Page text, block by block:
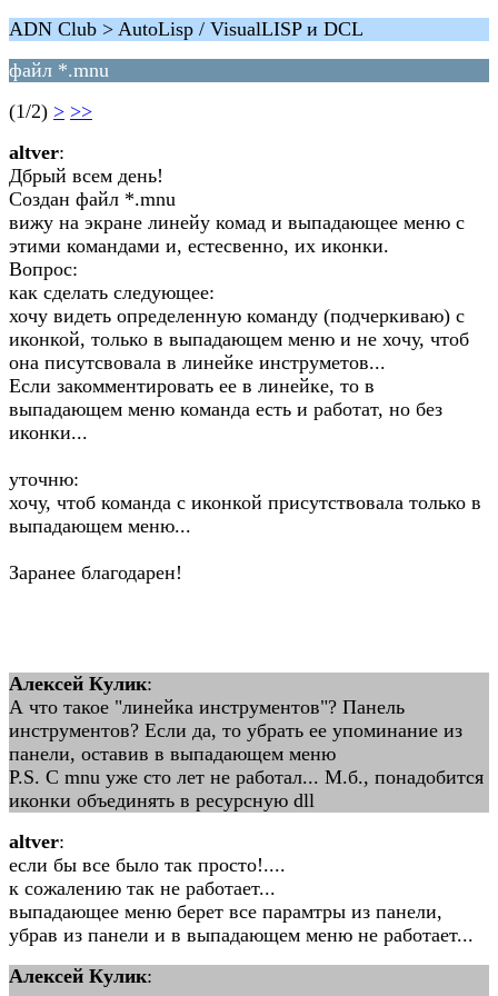
ADN Club > AutoLisp / VisualLISP и DCL
файл *.mnu
(1/2) > >>
altver:
Дбрый всем день!
Создан файл *.mnu
вижу на экране линейу комад и выпадающее меню с
этими командами и, естесвенно, их иконки.
Вопрос:
как сделать следующее:
хочу видеть определенную команду (подчеркиваю) с
иконкой, только в выпадающем меню и не хочу, чтоб
она писутсвовала в линейке инструметов...
Если закомментировать ее в линейке, то в
выпадающем меню команда есть и работат, но без
иконки...
уточню:
хочу, чтоб команда с иконкой присутствовала только в
выпадающем меню...
Заранее благодарен!
Алексей Кулик:
А что такое "линейка инструментов"? Панель
инструментов? Если да, то убрать ее упоминание из
панели, оставив в выпадающем меню
P.S. C mnu уже сто лет не работал... М.б., понадобится
иконки объединять в ресурсную dll
altver:
если бы все было так просто!....
к сожалению так не работает...
выпадающее меню берет все парамтры из панели,
убрав из панели и в выпадающем меню не работает...
Алексей Кулик: